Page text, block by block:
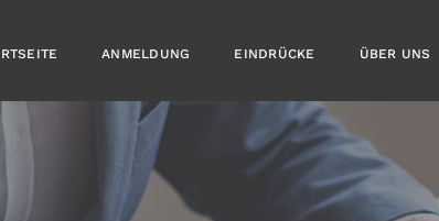
ANMELDUNG EINDRÜCKE ÜBER UNS